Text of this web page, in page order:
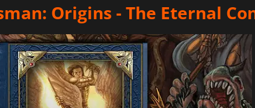
Origins - The Eternal